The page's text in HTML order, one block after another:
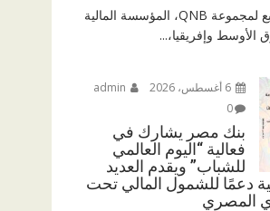
نظّم QNB مصر، التابع لمجموعة QNB، المؤسسة المالية
الأوسط وإفريقيا،...
0
بنك مصر يشارك في
فعالية “اليوم العالمي
للشباب” ويقدم العديد
دعمًا للشمول المالي تحت
المصري